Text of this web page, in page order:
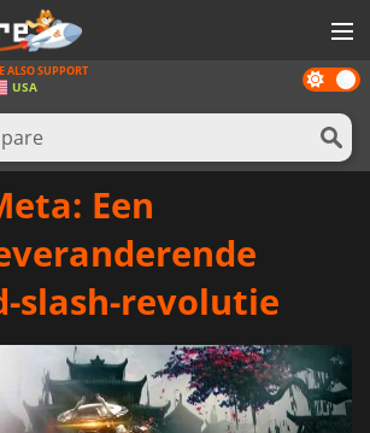
Dark
mode
ALSO SUPPORT
USA
Een
slash-revolutie